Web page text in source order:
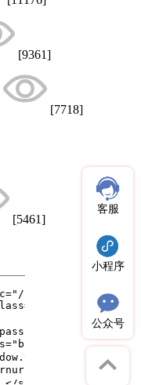
[9361]
[7718]
[5461]
客服
小程序
公众号